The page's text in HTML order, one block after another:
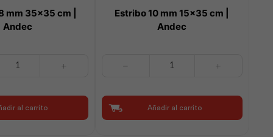
mm 35×35 cm |
Andec
al carrito
Estribo 10 mm 15×35 cm |
Andec
15x35
cm
Añadir al carrito